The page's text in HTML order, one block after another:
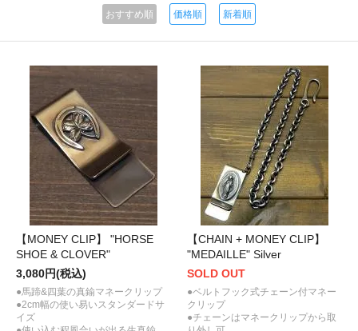
おすすめ順 価格順 新着順
【MONEY CLIP】 "HORSE
SHOE & CLOVER"
3,080円(税込)
●馬蹄&四葉の真鍮マネークリップ
●2cm幅の使い易いスタンダードサ
イズ
【CHAIN + MONEY CLIP】
"MEDAILLE" Silver
SOLD OUT
●ベルトフック式チェーン付マネー
クリップ
●チェーンはマネークリップから取